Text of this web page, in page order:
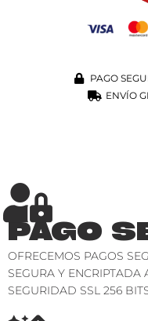
PAGO
ENVÍO
PAGO
OFRECEMOS PAGOS
SEGURA Y ENCRIPTADA
SEGURIDAD SSL 256